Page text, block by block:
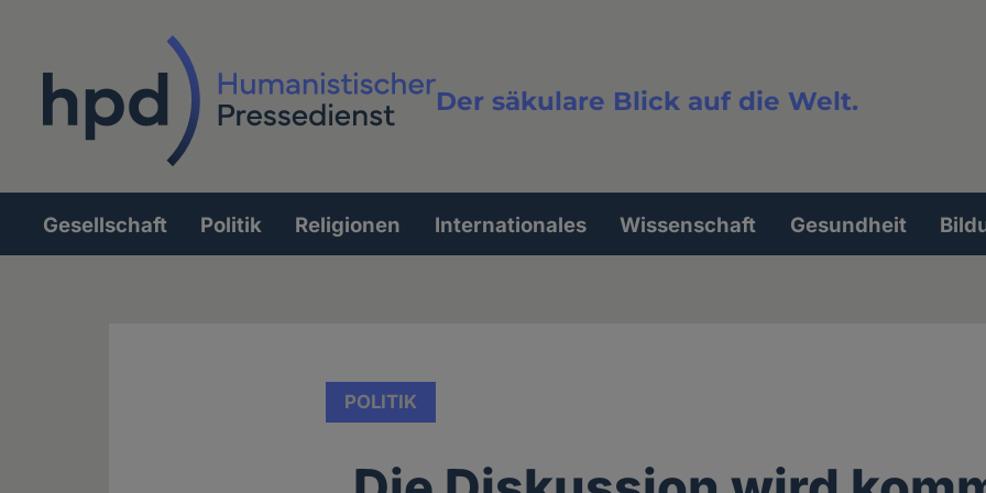
Der säkulare Blick auf die Welt.
Volltextsuche
Hauptnavigation
Gesellschaft Politik Religionen Internationales Wissenschaft Gesundheit
POLITIK